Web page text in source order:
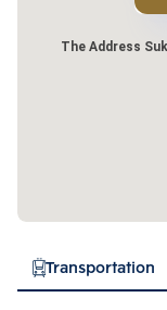
The Address
Transportation